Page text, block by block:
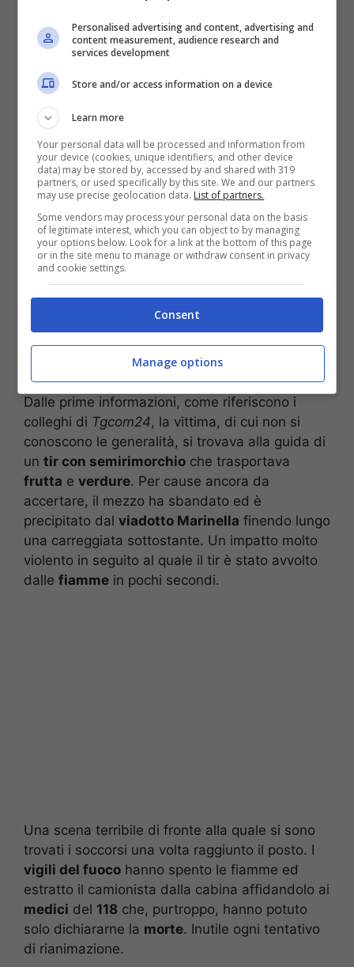
si indaga per omicidio
Terrificante incidente stradale: morto
un uomo, due feriti
Giovane vicesindaco muore stroncato
da un malore: comunità sconvolta
Un uomo ha perso la vita in un terrificante
incidente stradale verificatosi intorno alle 7:15 di
26 febbraio
A1 tra Calenzano e Barberino di Mugello
Dalle prime informazioni, come riferiscono i
colleghi di Tgcom24, la vittima, di cui non si
conoscono le generalità, si trovava alla guida di
un tir con semirimorchio che trasportava
frutta e verdure. Per cause ancora da
accertare, il mezzo ha sbandato ed è
precipitato dal viadotto Marinella finendo lungo
una carreggiata sottostante. Un impatto molto
violento in seguito al quale il tir è stato avvolto
dalle fiamme in pochi secondi.
Una scena terribile di fronte alla quale si sono
trovati i soccorsi una volta raggiunto il posto. I
vigili del fuoco hanno spento le fiamme ed
estratto il camionista dalla cabina affidandolo ai
medici del 118 che, purtroppo, hanno potuto
solo dichiararne la morte. Inutile ogni tentativo
di rianimazione.
Personalised advertising and content, advertising and
content measurement, audience research and
services development
Store and/or access information on a device
Learn more
Your personal data will be processed and information from
your device (cookies, unique identifiers, and other device
data) may be stored by, accessed by and shared with 319
partners, or used specifically by this site. We and our partners
may use precise geolocation data. List of partners.
Some vendors may process your personal data on the basis
of legitimate interest, which you can object to by managing
your options below. Look for a link at the bottom of this page
or in the site menu to manage or withdraw consent in privacy
and cookie settings.
Consent
Manage options